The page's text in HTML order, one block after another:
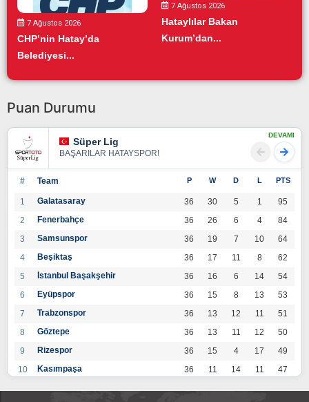
7 Ağustos 2026
CHP’nin Hatay’da
Belediyesi...
7 Ağustos 2026
Hataylılar Bakan
Kurum’dan...
Puan Durumu
Süper Lig
BAŞARILAR HATAYSPOR!
DEVAMI
# Team P W D L PTS
1 Galatasaray 36 30 5 1
95
2
Fenerbahçe 36 26 6 4
84
3
Samsunspor 36 19 7 10
64
4
Beşiktaş 36 17 11 8
62
5
İstanbul Başakşehir 36 16 6 14
54
6
Eyüpspor 36 15 8 13
53
7
Trabzonspor 36 13 12 11
51
8
Göztepe 36 13 11 12
50
9
Rizespor 36 15 4 17
49
10
Kasımpaşa 36 11 14 11
47